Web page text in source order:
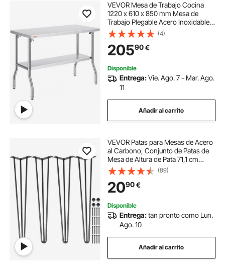
VEVOR Mesa de Trabajo Cocina
1220 x 610 x 850 mm Mesa de
Trabajo Plegable Acero Inoxidable
con Estante Extraíble 350 kg Carga
Mesa Acero Inoxidable con Pies
Ajustables para Camping Cocina
Comercial
(4)
20590€
Disponible
Entrega:Vie. Ago. 7 - Mar. Ago.
11
Añadir al carrito
VEVOR Patas para Mesas de Acero
al Carbono, Conjunto de Patas de
Mesa de Altura de Pata 71,1 cm
Patas para Muebles con 4 Pies de
Goma, Patas Mesa con Capacidad
de Carga 100 kg para Mesas
Auxiliares
(89)
2090€
Disponible
Entrega:tan pronto como Lun.
Ago. 10
Añadir al carrito